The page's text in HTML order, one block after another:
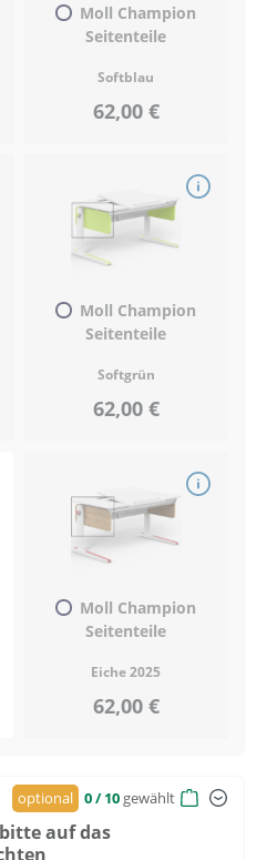
Moll Champion
Seitenteile
Softblau
62,00 €
Moll Champion
Seitenteile
Softgrün
62,00 €
Moll Champion
Seitenteile
Eiche 2025
62,00 €
auf das
optional 0/ 10 gewählt